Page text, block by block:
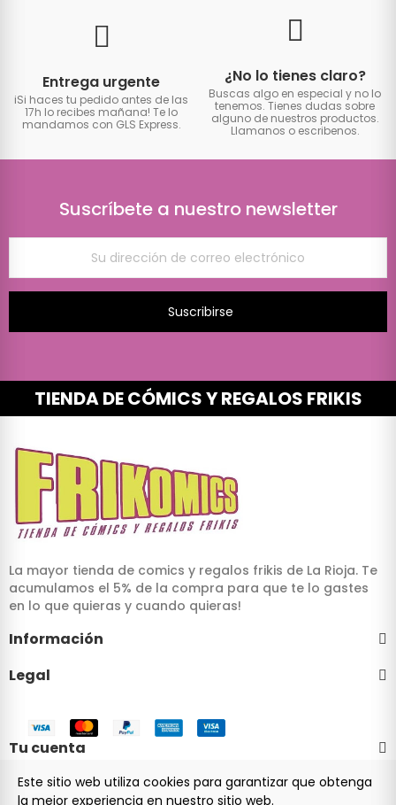
Entrega urgente
iSi haces tu pedido antes de las
17h lo recibes mañana! Te lo
mandamos con GLS Express.
¿No lo tienes claro?
Buscas algo en especial y no lo
tenemos. Tienes dudas sobre
alguno de nuestros productos.
Llamanos o escribenos.
Suscríbete a nuestro newsletter
Suscribirse
TIENDA DE CÓMICS Y REGALOS FRIKIS
La mayor tienda de comics y regalos frikis de La Rioja. Te
acumulamos el 5% de la compra para que te lo gastes
en lo que quieras y cuando quieras!
Información
Legal
Tu cuenta
Este sitio web utiliza cookies para garantizar que obtenga
la mejor experiencia en nuestro sitio web.